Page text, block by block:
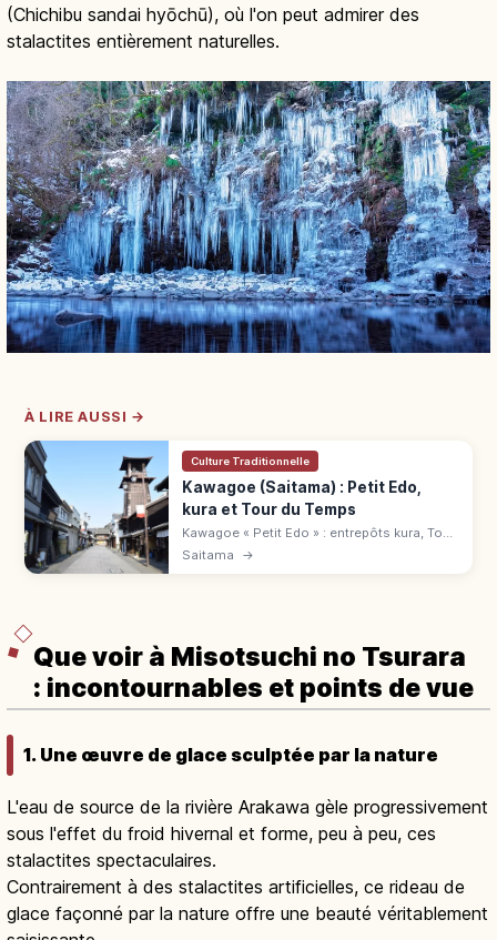
(Chichibu sandai hyōchū), où l'on peut admirer des
stalactites entièrement naturelles.
À LIRE AUSSI →
Culture Traditionnelle
Kawagoe (Saitama) : Petit Edo,
kura et Tour du Temps
Kawagoe « Petit Edo » : entrepôts kura, Tour
du Temps, ruelle des bonbons, palais et
Saitama →
Que voir à Misotsuchi no Tsurara
: incontournables et points de vue
1. Une œuvre de glace sculptée par la nature
L'eau de source de la rivière Arakawa gèle progressivement
sous l'effet du froid hivernal et forme, peu à peu, ces
stalactites spectaculaires.
Contrairement à des stalactites artificielles, ce rideau de
glace façonné par la nature offre une beauté véritablement